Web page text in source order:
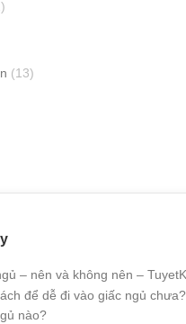
(13)
– nên và không nên –
để dễ đi vào giấc ngủ
nào?